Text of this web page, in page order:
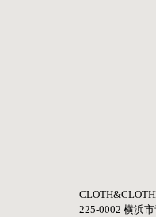
225-0002 横浜